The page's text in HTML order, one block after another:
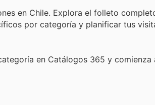
en Chile. Explora el folleto
por categoría y planificar tus
en Catálogos 365 y comienza